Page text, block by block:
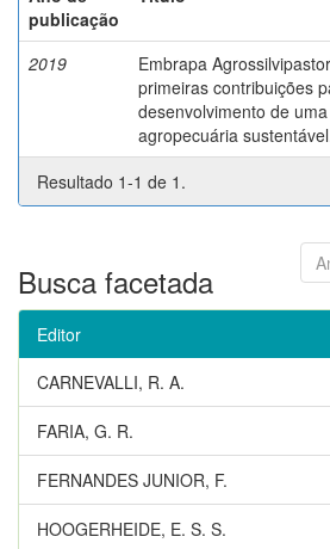
publicação
2019
Embrapa
primeiras contribuições
desenvolvimento de uma
agropecuária
Resultado 1-1 de 1.
Busca facetada
Editor
CARNEVALLI, R. A.
FARIA, G. R.
FERNANDES JUNIOR, F.
HOOGERHEIDE, E. S. S.